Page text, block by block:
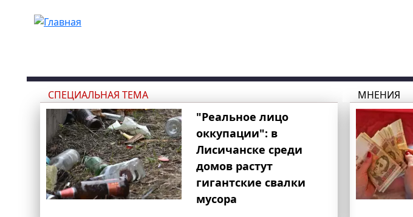
СПЕЦИАЛЬНАЯ ТЕМА
"Реальное лицо
оккупации": в
Лисичанске среди
домов растут
гигантские свалки
мусора
МНЕНИЯ